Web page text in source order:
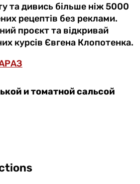
та дивись більше ніж 5000
рецептів без реклами.
проєкт та відкривай
курсів Євгена Клопотенка.
и томатной сальсой